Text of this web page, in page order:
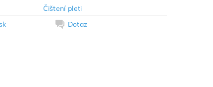
Čištení pleti
Dotaz